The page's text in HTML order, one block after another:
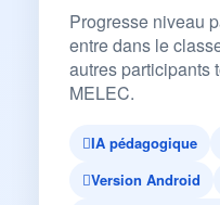
Progresse niveau
entre dans le
autres participants
MELEC.
IA pédagogique
Version Android